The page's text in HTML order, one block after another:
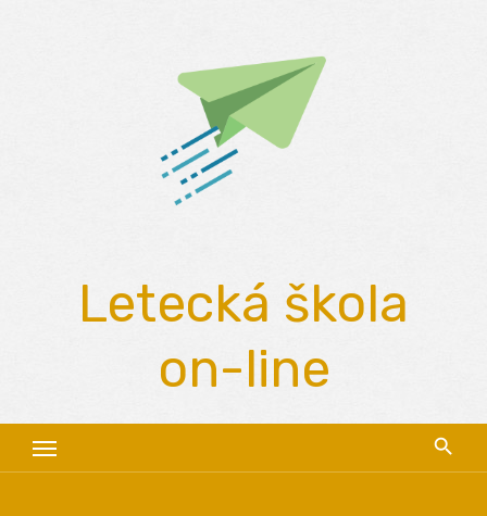
Letecká škola
on-line